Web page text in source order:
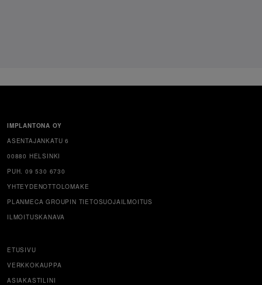
IMPLANTONA OY
ASENTAJANKATU 6
00880 HELSINKI
PUH. 09 530 6730
YHTEYDENOTTOLOMAKE
PLANMECA GROUPIN TIETOSUOJAILMOITUS
ILMOITUSKANAVA
ETUSIVU
VERKKOKAUPPA
ASIAKASTILINI